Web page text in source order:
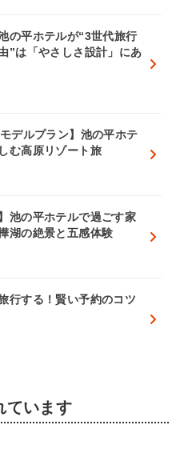
の平ホテルが“3世代旅行
”は「やさしさ設計」にあ
デルプラン】池の平ホテ
む高原リゾート旅
池の平ホテルで過ごす家
湖の絶景と五感体験
行する！賢い予約のコツ
ています